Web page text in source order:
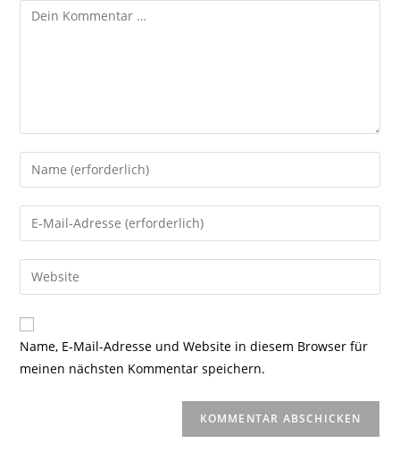
Kommentar
Gib
deinen
Namen
oder
zum
Kommentieren
ein
Gib
deine
E-
Mail-
zum
Kommentieren
ein
Gib
deine
Website-
URL
Name, E-Mail-Adresse und Website in diesem Browser für
meinen nächsten Kommentar speichern.